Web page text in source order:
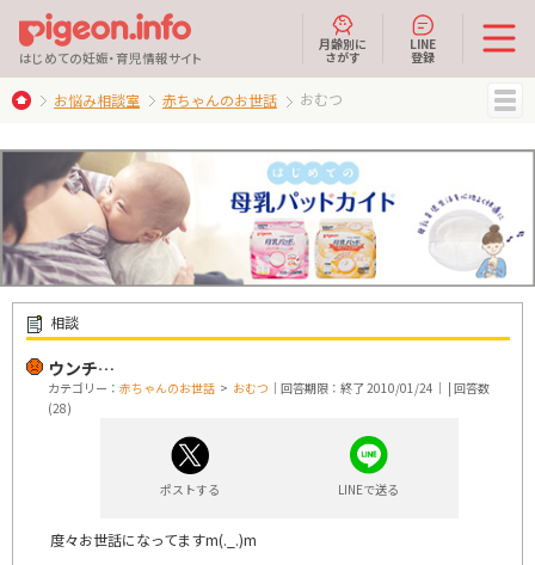
はじめての妊娠・育児情報サイト
月齢別に
さがす
LINE
登録
お悩み相談室 赤ちゃんのお世話 おむつ
相談
ウンチ…
カテゴリー： 赤ちゃんのお世話 > おむつ ｜回答期限：終了 2010/01/24｜ | 回答数
(28)
ポストする LINEで送る
度々お世話になってますm(._.)m